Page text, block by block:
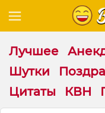
Лучшее
Шутки
Цитаты
КВН